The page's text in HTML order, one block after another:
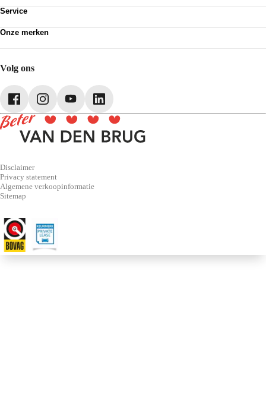
Van den Brug account
Over Van den Brug
Partnerships
Service
Pechhulp
Onze merken
SEAT
Škoda
Volkswagen Bedrijfswagens
Volg ons
Disclaimer
Privacy statement
Algemene verkoopinformatie
Sitemap